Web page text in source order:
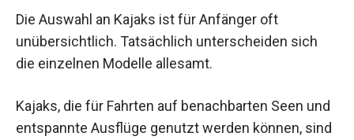
Die Auswahl an Kajaks ist für Anfänger oft
unübersichtlich. Tatsächlich unterscheiden sich
die einzelnen Modelle allesamt.
Kajaks, die für Fahrten auf benachbarten Seen und
entspannte Ausflüge genutzt werden können, sind